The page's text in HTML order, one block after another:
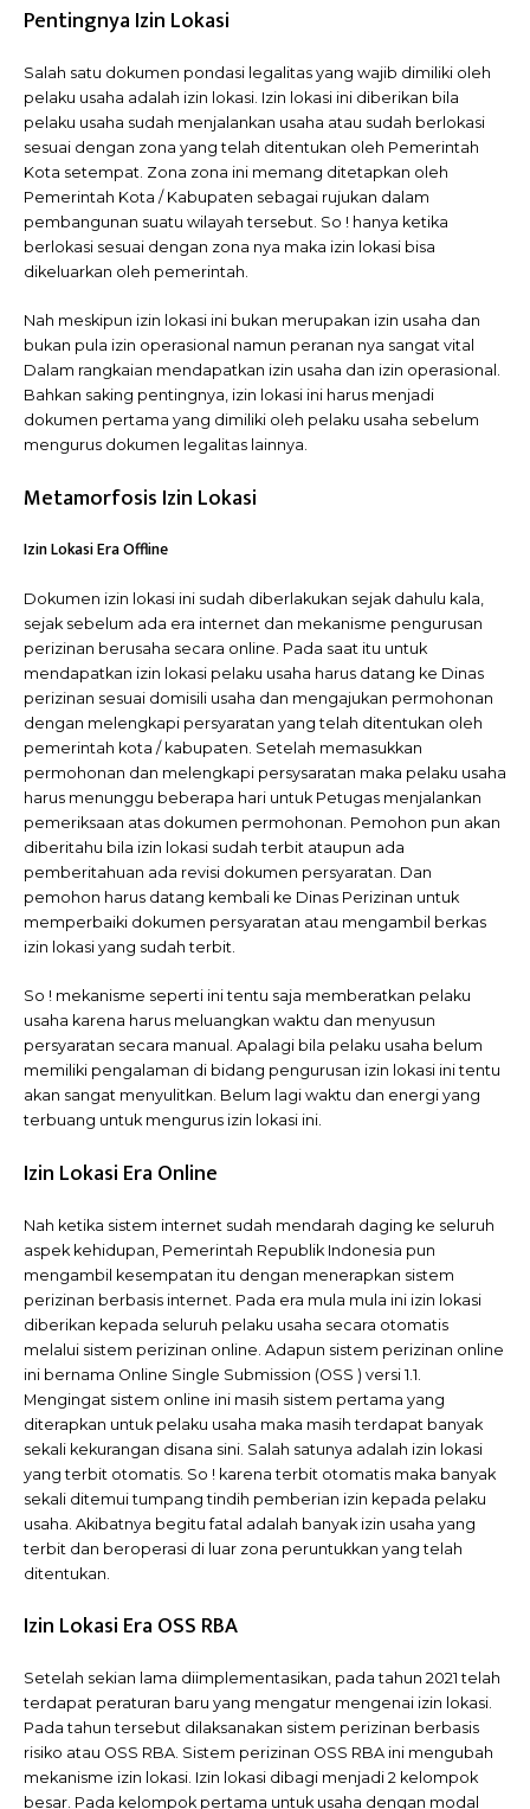
Pentingnya Izin Lokasi
Salah satu dokumen pondasi legalitas yang wajib dimiliki oleh
pelaku usaha adalah izin lokasi. Izin lokasi ini diberikan bila
pelaku usaha sudah menjalankan usaha atau sudah berlokasi
sesuai dengan zona yang telah ditentukan oleh Pemerintah
Kota setempat. Zona zona ini memang ditetapkan oleh
Pemerintah Kota / Kabupaten sebagai rujukan dalam
pembangunan suatu wilayah tersebut. So ! hanya ketika
berlokasi sesuai dengan zona nya maka izin lokasi bisa
dikeluarkan oleh pemerintah.
Nah meskipun izin lokasi ini bukan merupakan izin usaha dan
bukan pula izin operasional namun peranan nya sangat vital
Dalam rangkaian mendapatkan izin usaha dan izin operasional.
Bahkan saking pentingnya, izin lokasi ini harus menjadi
dokumen pertama yang dimiliki oleh pelaku usaha sebelum
mengurus dokumen legalitas lainnya.
Metamorfosis Izin Lokasi
Izin Lokasi Era Offline
Dokumen izin lokasi ini sudah diberlakukan sejak dahulu kala,
sejak sebelum ada era internet dan mekanisme pengurusan
perizinan berusaha secara online. Pada saat itu untuk
mendapatkan izin lokasi pelaku usaha harus datang ke Dinas
perizinan sesuai domisili usaha dan mengajukan permohonan
dengan melengkapi persyaratan yang telah ditentukan oleh
pemerintah kota / kabupaten. Setelah memasukkan
permohonan dan melengkapi persysaratan maka pelaku usaha
harus menunggu beberapa hari untuk Petugas menjalankan
pemeriksaan atas dokumen permohonan. Pemohon pun akan
diberitahu bila izin lokasi sudah terbit ataupun ada
pemberitahuan ada revisi dokumen persyaratan. Dan
pemohon harus datang kembali ke Dinas Perizinan untuk
memperbaiki dokumen persyaratan atau mengambil berkas
izin lokasi yang sudah terbit.
So ! mekanisme seperti ini tentu saja memberatkan pelaku
usaha karena harus meluangkan waktu dan menyusun
persyaratan secara manual. Apalagi bila pelaku usaha belum
memiliki pengalaman di bidang pengurusan izin lokasi ini tentu
akan sangat menyulitkan. Belum lagi waktu dan energi yang
terbuang untuk mengurus izin lokasi ini.
Izin Lokasi Era Online
Nah ketika sistem internet sudah mendarah daging ke seluruh
aspek kehidupan, Pemerintah Republik Indonesia pun
mengambil kesempatan itu dengan menerapkan sistem
perizinan berbasis internet. Pada era mula mula ini izin lokasi
diberikan kepada seluruh pelaku usaha secara otomatis
melalui sistem perizinan online. Adapun sistem perizinan online
ini bernama Online Single Submission (OSS ) versi 1.1.
Mengingat sistem online ini masih sistem pertama yang
diterapkan untuk pelaku usaha maka masih terdapat banyak
sekali kekurangan disana sini. Salah satunya adalah izin lokasi
yang terbit otomatis. So ! karena terbit otomatis maka banyak
sekali ditemui tumpang tindih pemberian izin kepada pelaku
usaha. Akibatnya begitu fatal adalah banyak izin usaha yang
terbit dan beroperasi di luar zona peruntukkan yang telah
ditentukan.
Izin Lokasi Era OSS RBA
Setelah sekian lama diimplementasikan, pada tahun 2021 telah
terdapat peraturan baru yang mengatur mengenai izin lokasi.
Pada tahun tersebut dilaksanakan sistem perizinan berbasis
risiko atau OSS RBA. Sistem perizinan OSS RBA ini mengubah
mekanisme izin lokasi. Izin lokasi dibagi menjadi 2 kelompok
besar. Pada kelompok pertama untuk usaha dengan modal